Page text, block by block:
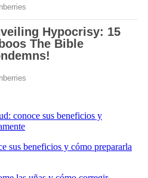
sus beneficios y cómo prepararla